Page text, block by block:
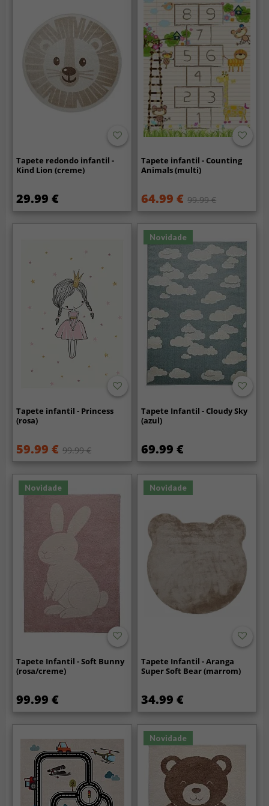
Tapete redondo infantil -
Kind Lion (creme)
29.99 €
Tapete infantil - Counting
Animals (multi)
64.99 € 99.99 €
Tapete infantil - Princess
(rosa)
59.99 € 99.99 €
Novidade
Tapete Infantil - Cloudy Sky
(azul)
69.99 €
Novidade
Tapete Infantil - Soft Bunny
(rosa/creme)
99.99 €
Novidade
Tapete Infantil - Aranga
Super Soft Bear (marrom)
34.99 €
Novidade